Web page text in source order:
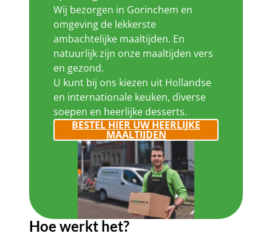
Wij bezorgen in Gorinchem en
omgeving de lekkerste
ambachtelijke maaltijden. En
natuurlijk zijn onze maaltijden vers
en gezond.
U kunt bij ons kiezen uit Hollandse
en internationale keuken, diverse
soepen en heerlijke desserts.
BESTEL HIER UW HEERLIJKE
MAALTIJDEN
Hoe werkt het?